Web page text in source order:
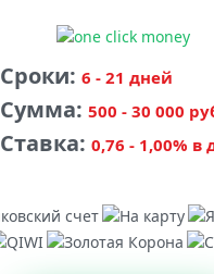
Сроки: 6 - 21 дней
Сумма: 500 - 30 000
Ставка: 0,76 - 1,00% в